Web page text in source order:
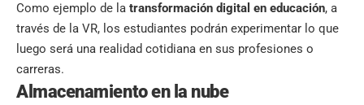
Como ejemplo de la transformación digital en educación, a
través de la VR, los estudiantes podrán experimentar lo que
luego será una realidad cotidiana en sus profesiones o
carreras.
Almacenamiento en la nube